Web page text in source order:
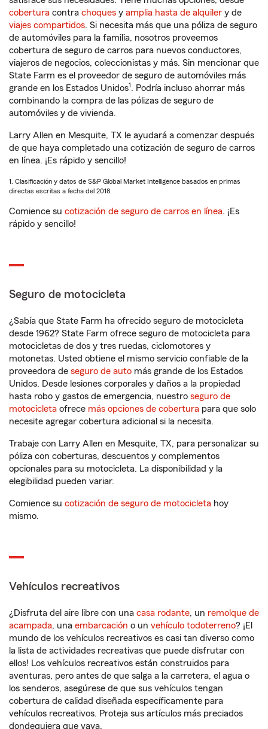
cobertura contra choques y amplia hasta de alquiler y de
viajes compartidos. Si necesita más que una póliza de seguro
de automóviles para la familia, nosotros proveemos
cobertura de seguro de carros para nuevos conductores,
viajeros de negocios, coleccionistas y más. Sin mencionar que
State Farm es el proveedor de seguro de automóviles más
grande en los Estados Unidos1. Podría incluso ahorrar más
combinando la compra de las pólizas de seguro de
automóviles y de vivienda.
Larry Allen en Mesquite, TX le ayudará a comenzar después
de que haya completado una cotización de seguro de carros
en línea. ¡Es rápido y sencillo!
1. Clasificación y datos de S&P Global Market Intelligence basados en primas
directas escritas a fecha del 2018.
Comience su cotización de seguro de carros en línea. ¡Es
rápido y sencillo!
Seguro de motocicleta
¿Sabía que State Farm ha ofrecido seguro de motocicleta
desde 1962? State Farm ofrece seguro de motocicleta para
motocicletas de dos y tres ruedas, ciclomotores y
motonetas. Usted obtiene el mismo servicio confiable de la
proveedora de seguro de auto más grande de los Estados
Unidos. Desde lesiones corporales y daños a la propiedad
hasta robo y gastos de emergencia, nuestro seguro de
motocicleta ofrece más opciones de cobertura para que solo
necesite agregar cobertura adicional si la necesita.
Trabaje con Larry Allen en Mesquite, TX, para personalizar su
póliza con coberturas, descuentos y complementos
opcionales para su motocicleta. La disponibilidad y la
elegibilidad pueden variar.
Comience su cotización de seguro de motocicleta hoy
mismo.
Vehículos recreativos
¿Disfruta del aire libre con una casa rodante, un remolque de
acampada, una embarcación o un vehículo todoterreno? ¡El
mundo de los vehículos recreativos es casi tan diverso como
la lista de actividades recreativas que puede disfrutar con
ellos! Los vehículos recreativos están construidos para
aventuras, pero antes de que salga a la carretera, el agua o
los senderos, asegúrese de que sus vehículos tengan
cobertura de calidad diseñada específicamente para
vehículos recreativos. Proteja sus artículos más preciados
dondequiera que vaya.